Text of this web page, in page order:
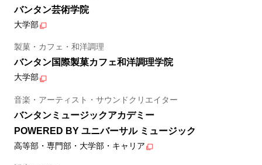
バンタン芸術学院
大学部
製菓・カフェ・和洋調理
バンタン国際製菓カフェ和洋調理学院
大学部
音楽・アーティスト・サウンドクリエイター
バンタンミュージックアカデミー
POWERED BY ユニバーサル ミュージック
高等部・専門部・大学部・キャリア